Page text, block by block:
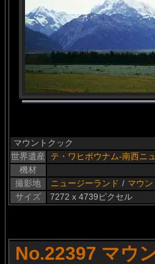
マウントクック
世界遺産
テ・ワヒポウナム-南西ニ
機材
撮影地
ニュージーランド / マウン
サイズ
7272 x 4739ピクセル
No.22397 マウ